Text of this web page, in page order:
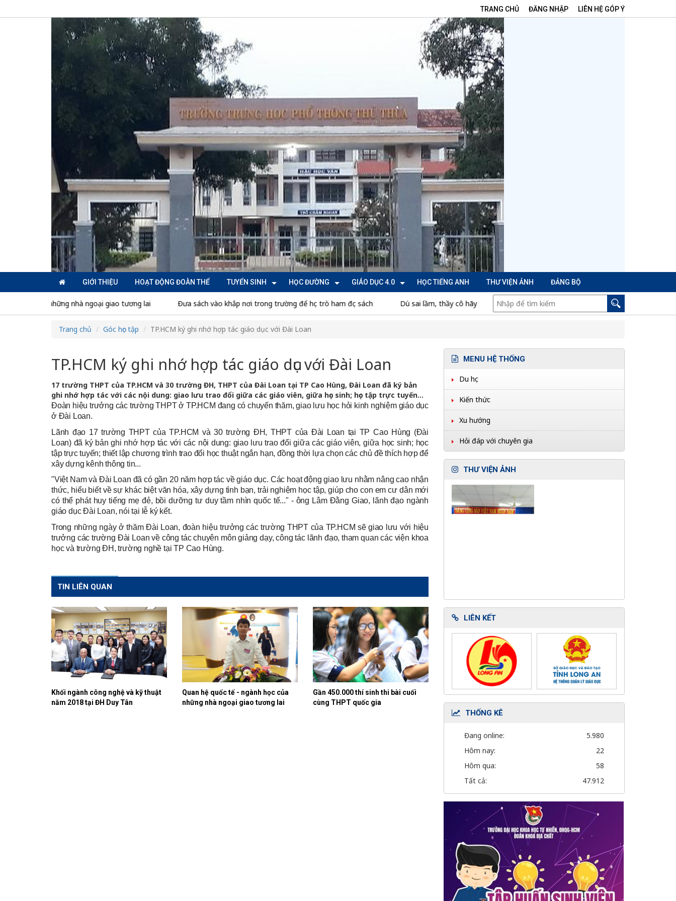
TRANG CHỦ ĐĂNG NHẬP LIÊN HỆ GÓP Ý
GIỚI THIỆU HOẠT ĐỘNG ĐOÀN THỂ TUYỂN SINH HỌC ĐƯỜNG GIÁO DỤC 4.0 HỌC TIẾNG ANH THƯ VIỆN ẢNH ĐẢNG BỘ
của những nhà ngoại giao tương lai Đưa sách vào khắp nơi trong trường để học trò ham đọc sách Dù sai lầm, thầy cô hãy tiếp tục trao quyền sáng tạo cho học sinh Cách phòng tránh
Trang chủ Góc học tập TP.HCM ký ghi nhớ hợp tác giáo dục với Đài Loan
TP.HCM ký ghi nhớ hợp tác giáo dục với Đài Loan
17 trường THPT của TP.HCM và 30 trường ĐH, THPT của Đài Loan tại TP Cao Hùng, Đài Loan đã ký bản
ghi nhớ hợp tác với các nội dung: giao lưu trao đổi giữa các giáo viên, giữa học sinh; học tập trực tuyến...
Đoàn hiệu trưởng các trường THPT ở TP.HCM đang có chuyến thăm, giao lưu học hỏi kinh nghiệm giáo dục
ở Đài Loan.
Lãnh đạo 17 trường THPT của TP.HCM và 30 trường ĐH, THPT của Đài Loan tại TP Cao Hùng (Đài
Loan) đã ký bản ghi nhớ hợp tác với các nội dung: giao lưu trao đổi giữa các giáo viên, giữa học sinh; học
tập trực tuyến; thiết lập chương trình trao đổi học thuật ngắn hạn, đồng thời lựa chọn các chủ đề thích hợp để
xây dựng kênh thông tin...
"Việt Nam và Đài Loan đã có gần 20 năm hợp tác về giáo dục. Các hoạt động giao lưu nhằm nâng cao nhận
thức, hiểu biết về sự khác biệt văn hóa, xây dựng tình bạn, trải nghiệm học tập, giúp cho con em cư dân mới
có thể phát huy tiếng mẹ đẻ, bồi dưỡng tư duy tầm nhìn quốc tế..." - ông Lâm Đằng Giao, lãnh đạo ngành
giáo dục Đài Loan, nói tại lễ ký kết.
Trong những ngày ở thăm Đài Loan, đoàn hiệu trưởng các trường THPT của TP.HCM sẽ giao lưu với hiệu
trưởng các trường Đài Loan về công tác chuyên môn giảng dạy, công tác lãnh đạo, tham quan các viện khoa
học và trường ĐH, trường nghề tại TP Cao Hùng.
TIN LIÊN QUAN
Khối ngành công nghệ và kỹ thuật
năm 2018 tại ĐH Duy Tân
Quan hệ quốc tế - ngành học của
những nhà ngoại giao tương lai
Gần 450.000 thí sinh thi bài cuối
cùng THPT quốc gia
MENU HỆ THỐNG
Du học
Kiến thức
Xu hướng
Hỏi đáp với chuyên gia
THƯ VIỆN ẢNH
LIÊN KẾT
THỐNG KÊ
Đang online:
5.980
Hôm nay:
22
Hôm qua:
58
Tất cả:
47.912